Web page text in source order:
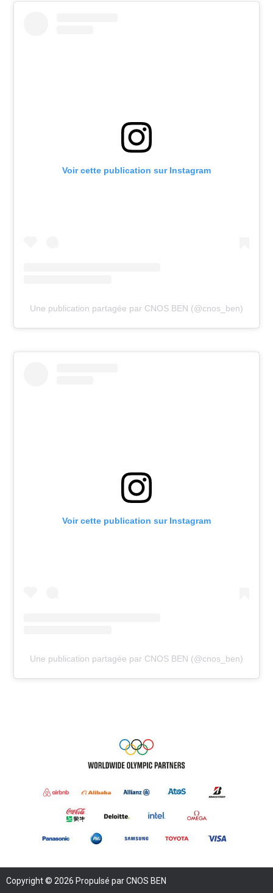
Voir cette publication sur Instagram
Une publication partagée par CNOS BEN (@cnos_ben)
Voir cette publication sur Instagram
Une publication partagée par CNOS BEN (@cnos_ben)
Copyright © 2026 Propulsé par CNOS BEN